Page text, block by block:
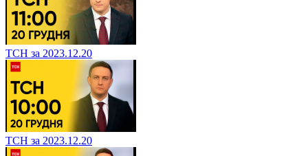
ТСН за 2023.12.20
ТСН за 2023.12.20